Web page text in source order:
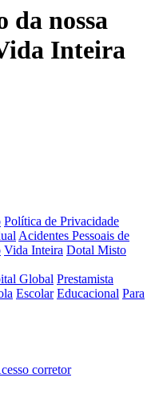
da nossa
Inteira
Política de Privacidade
Acidentes Pessoais de
Vida Inteira Dotal Misto
Global Prestamista
Escolar Educacional Para
corretor